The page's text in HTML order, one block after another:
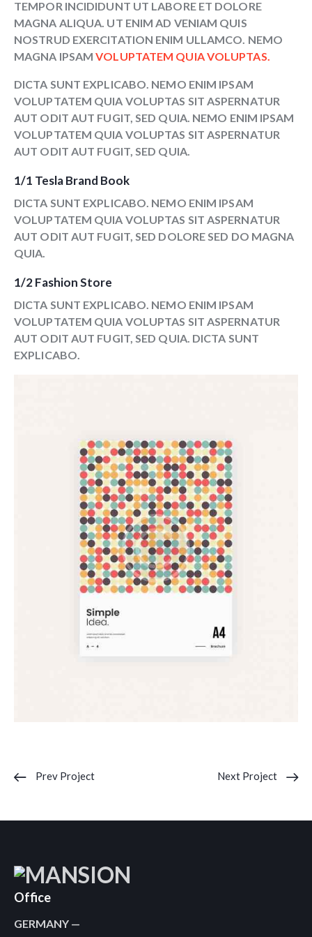
TEMPOR INCIDIDUNT UT LABORE ET DOLORE
MAGNA ALIQUA. UT ENIM AD VENIAM QUIS
NOSTRUD EXERCITATION ENIM ULLAMCO. NEMO
MAGNA IPSAMVOLUPTATEM QUIA VOLUPTAS.
DICTA SUNT EXPLICABO. NEMO ENIM IPSAM
VOLUPTATEM QUIA VOLUPTAS SIT ASPERNATUR
AUT ODIT AUT FUGIT, SED QUIA. NEMO ENIM IPSAM
VOLUPTATEM QUIA VOLUPTAS SIT ASPERNATUR
AUT ODIT AUT FUGIT, SED QUIA.
1/1 Tesla Brand Book
DICTA SUNT EXPLICABO. NEMO ENIM IPSAM
VOLUPTATEM QUIA VOLUPTAS SIT ASPERNATUR
AUT ODIT AUT FUGIT, SED DOLORE SED DO MAGNA
QUIA.
1/2 Fashion Store
DICTA SUNT EXPLICABO. NEMO ENIM IPSAM
VOLUPTATEM QUIA VOLUPTAS SIT ASPERNATUR
AUT ODIT AUT FUGIT, SED QUIA. DICTA SUNT
EXPLICABO.
Prev Project Next Project
Office
GERMANY —